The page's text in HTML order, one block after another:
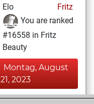
Elo
Fritz
You are ranked
#16558 in Fritz
Beauty
Montag, August
21, 2023
You achieved a